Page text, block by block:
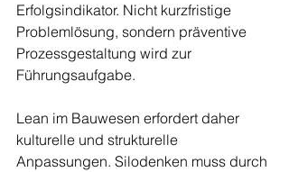
Erfolgsindikator. Nicht kurzfristige
Problemlösung, sondern präventive
Prozessgestaltung wird zur
Führungsaufgabe.
Lean im Bauwesen erfordert daher
kulturelle und strukturelle
Anpassungen. Silodenken muss durch